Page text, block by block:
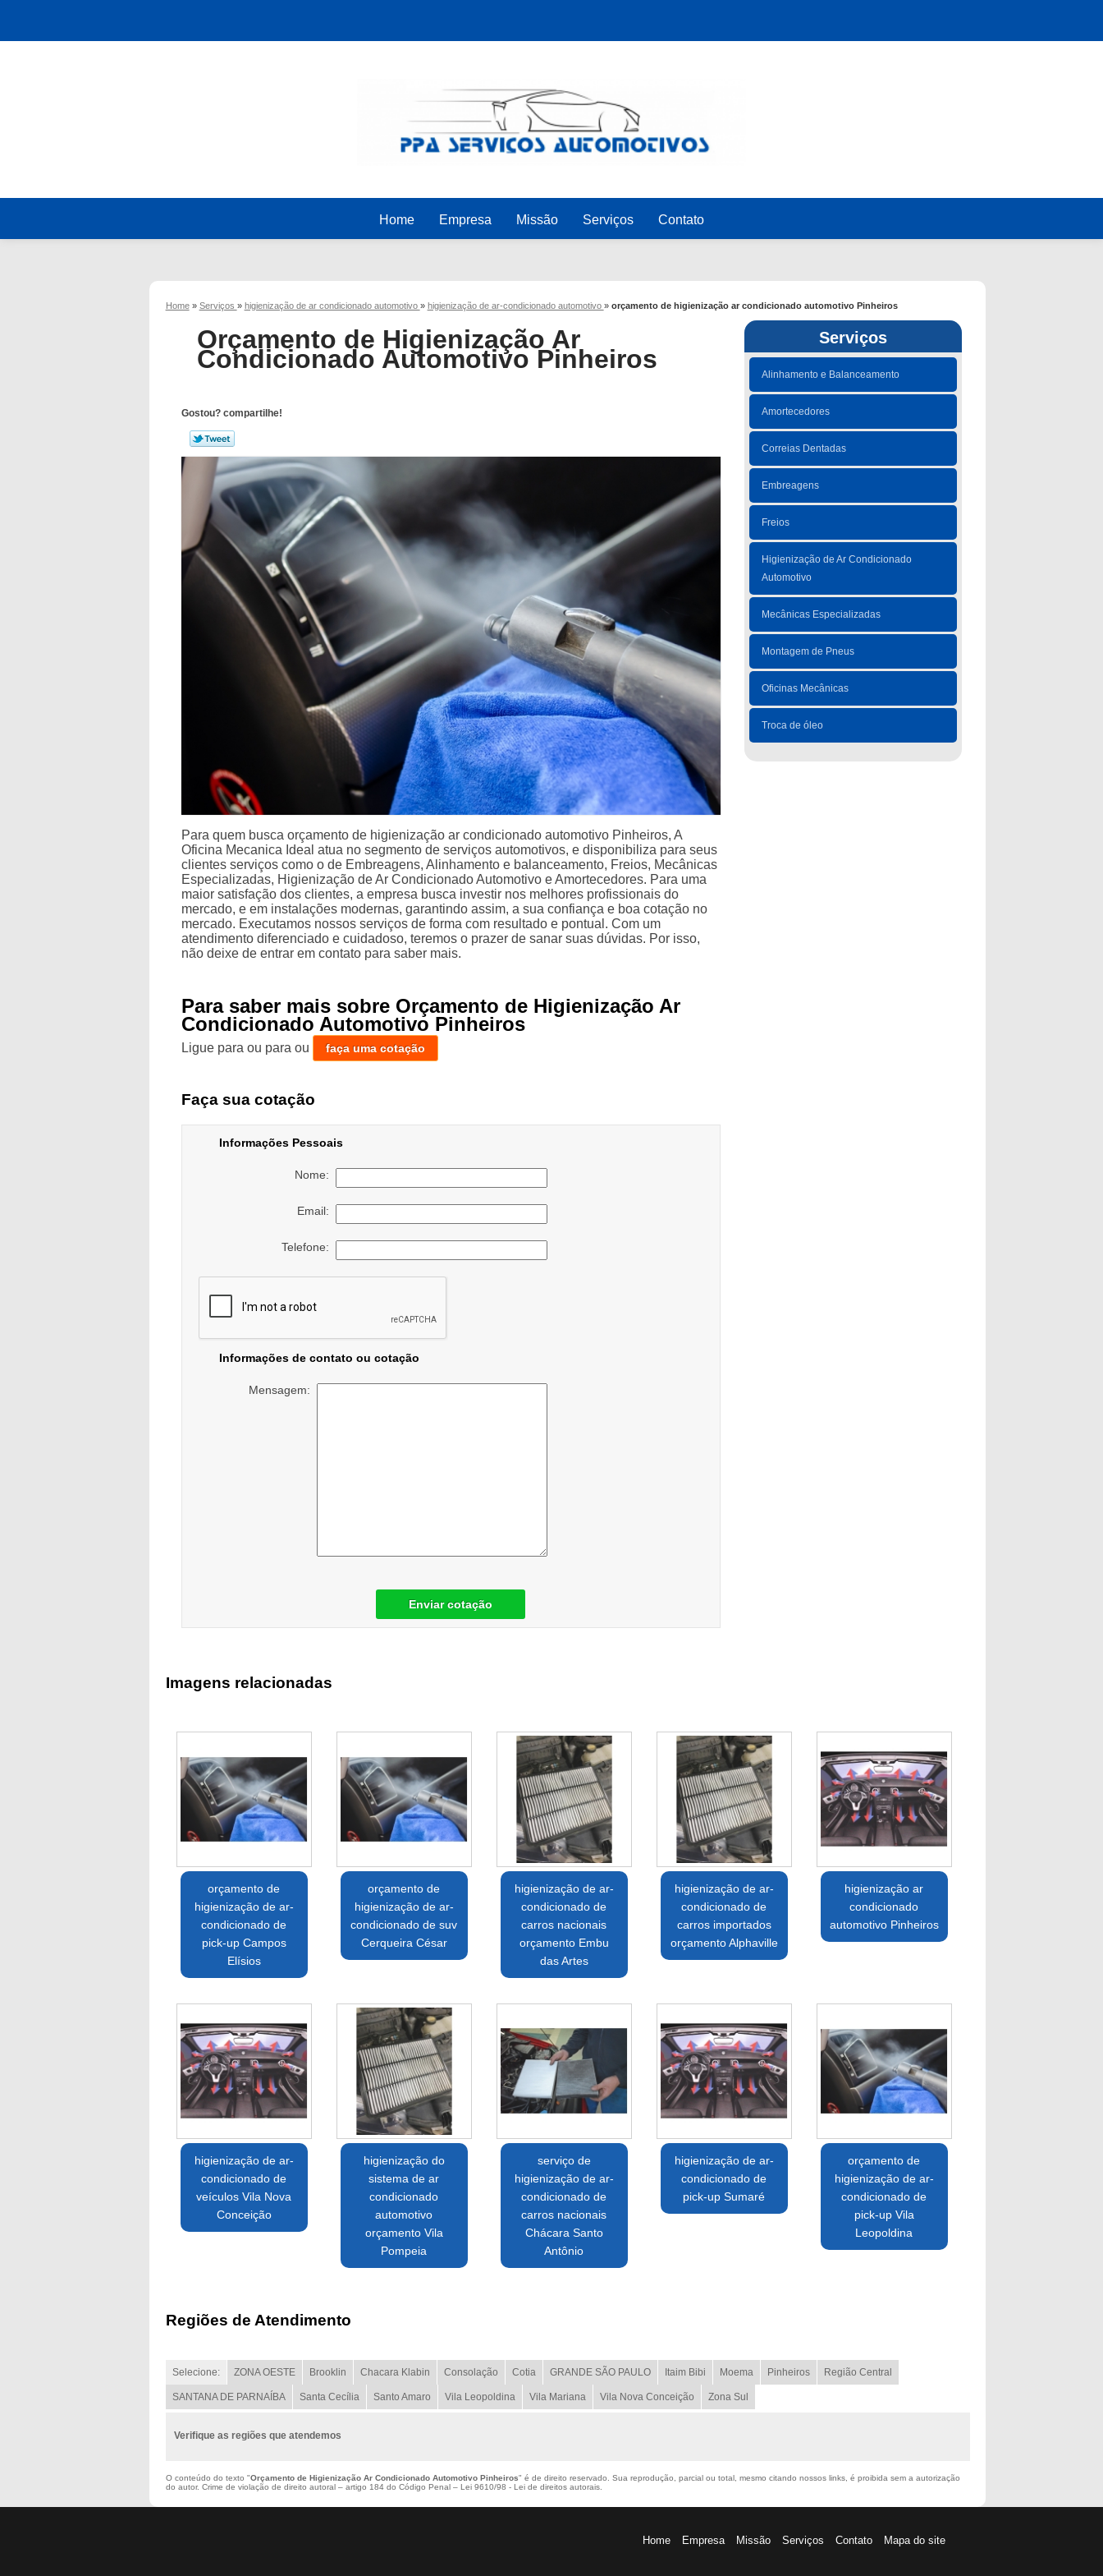
Home Empresa Missão Serviços Contato
Home » Serviços » higienização de ar condicionado automotivo » higienização de ar-condicionado automotivo » orçamento de higienização ar condicionado automotivo Pinheiros
Serviços
Alinhamento e Balanceamento
Amortecedores
Correias Dentadas
Embreagens
Freios
Higienização de Ar Condicionado
Automotivo
Mecânicas Especializadas
Montagem de Pneus
Oficinas Mecânicas
Troca de óleo
Orçamento de Higienização Ar
Condicionado Automotivo Pinheiros
Gostou? compartilhe!
Para quem busca orçamento de higienização ar condicionado automotivo Pinheiros, A
Oficina Mecanica Ideal atua no segmento de serviços automotivos, e disponibiliza para seus
clientes serviços como o de Embreagens, Alinhamento e balanceamento, Freios, Mecânicas
Especializadas, Higienização de Ar Condicionado Automotivo e Amortecedores. Para uma
maior satisfação dos clientes, a empresa busca investir nos melhores profissionais do
mercado, e em instalações modernas, garantindo assim, a sua confiança e boa cotação no
mercado. Executamos nossos serviços de forma com resultado e pontual. Com um
atendimento diferenciado e cuidadoso, teremos o prazer de sanar suas dúvidas. Por isso,
não deixe de entrar em contato para saber mais.
Para saber mais sobre Orçamento de Higienização Ar
Condicionado Automotivo Pinheiros
Ligue paraou paraou faça uma cotação
Faça sua cotação
Informações Pessoais
Nome:
Email:
Telefone:
Informações de contato ou cotação
Mensagem:
Enviar cotação
Imagens relacionadas
orçamento de
higienização de ar-
condicionado de
pick-up Campos
Elísios
orçamento de
higienização de ar-
condicionado de suv
Cerqueira César
higienização de ar-
condicionado de
carros nacionais
orçamento Embu
das Artes
higienização de ar-
condicionado de
carros importados
orçamento Alphaville
higienização ar
condicionado
automotivo Pinheiros
higienização de ar-
condicionado de
veículos Vila Nova
Conceição
higienização do
sistema de ar
condicionado
automotivo
orçamento Vila
Pompeia
serviço de
higienização de ar-
condicionado de
carros nacionais
Chácara Santo
Antônio
higienização de ar-
condicionado de
pick-up Sumaré
orçamento de
higienização de ar-
condicionado de
pick-up Vila
Leopoldina
Regiões de Atendimento
Selecione: ZONA OESTE Brooklin Chacara Klabin Consolação Cotia GRANDE SÃO PAULO Itaim Bibi Moema Pinheiros Região Central
SANTANA DE PARNAÍBA Santa Cecília Santo Amaro Vila Leopoldina Vila Mariana Vila Nova Conceição Zona Sul
Verifique as regiões que atendemos
O conteúdo do texto "Orçamento de Higienização Ar Condicionado Automotivo Pinheiros" é de direito reservado. Sua reprodução, parcial ou total, mesmo citando nossos links, é proibida sem a autorização
do autor. Crime de violação de direito autoral – artigo 184 do Código Penal – Lei 9610/98 - Lei de direitos autorais.
Home Empresa Missão Serviços Contato Mapa do site